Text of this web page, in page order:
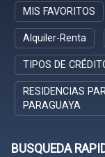
MIS FAVORITOS
Alquiler-Renta
TIPOS DE
RESIDENCIAS
PARAGUAYA
BUSQUEDA